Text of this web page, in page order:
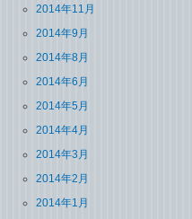
2014年11月
2014年9月
2014年8月
2014年6月
2014年5月
2014年4月
2014年3月
2014年2月
2014年1月